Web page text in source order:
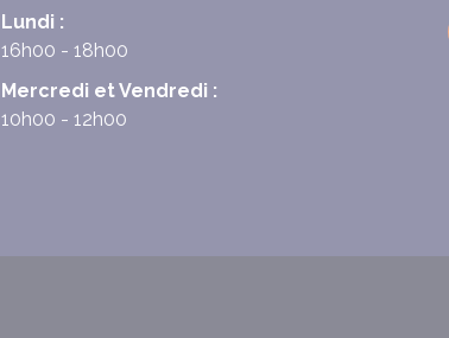
Lundi :
16h00 - 18h00
Mercredi et Vendredi :
10h00 - 12h00